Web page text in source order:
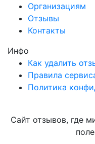
Организациям
Отзывы
Контакты
Инфо
Как удалить
Правила
Политика
Сайт отзывов, где